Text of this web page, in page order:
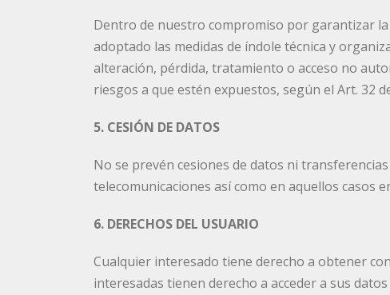
Dentro de nuestro compromiso por garantizar
adoptado las medidas de índole técnica y
alteración, pérdida, tratamiento o acceso no
riesgos a que estén expuestos, según el Art. 32
5. CESIÓN DE DATOS
No se prevén cesiones de datos ni
telecomunicaciones así como en aquellos casos
6. DERECHOS DEL USUARIO
Cualquier interesado tiene derecho a obtener
interesadas tienen derecho a acceder a sus